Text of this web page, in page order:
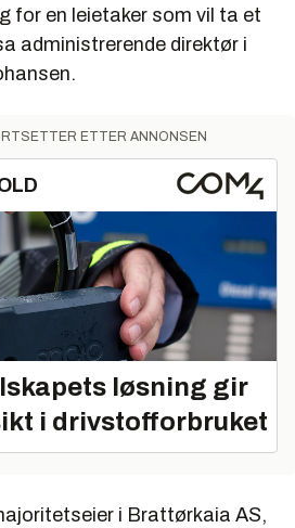
for en leietaker som vil ta et
administrerende direktør i
ETTER ANNONSEN
løsning gir
i drivstofforbruket
i Brattørkaia AS,